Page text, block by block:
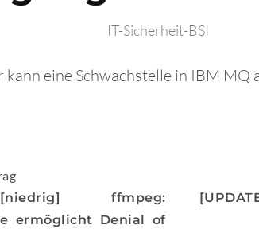
IT-Sicherheit-BSI
kann eine Schwachstelle in IBM MQ
ffmpeg:
ermöglicht Denial of